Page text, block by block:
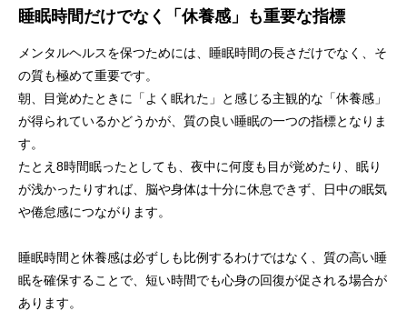
睡眠時間だけでなく「休養感」も重要な指標
メンタルヘルスを保つためには、睡眠時間の長さだけでなく、そ
の質も極めて重要です。
朝、目覚めたときに「よく眠れた」と感じる主観的な「休養感」
が得られているかどうかが、質の良い睡眠の一つの指標となりま
す。
たとえ8時間眠ったとしても、夜中に何度も目が覚めたり、眠り
が浅かったりすれば、脳や身体は十分に休息できず、日中の眠気
や倦怠感につながります。
睡眠時間と休養感は必ずしも比例するわけではなく、質の高い睡
眠を確保することで、短い時間でも心身の回復が促される場合が
あります。